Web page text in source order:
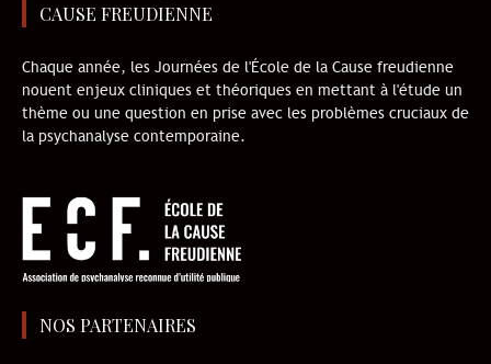
CAUSE FREUDIENNE
Chaque année, les Journées de l'École de la Cause freudienne
nouent enjeux cliniques et théoriques en mettant à l'étude un
thème ou une question en prise avec les problèmes cruciaux de
la psychanalyse contemporaine.
NOS PARTENAIRES